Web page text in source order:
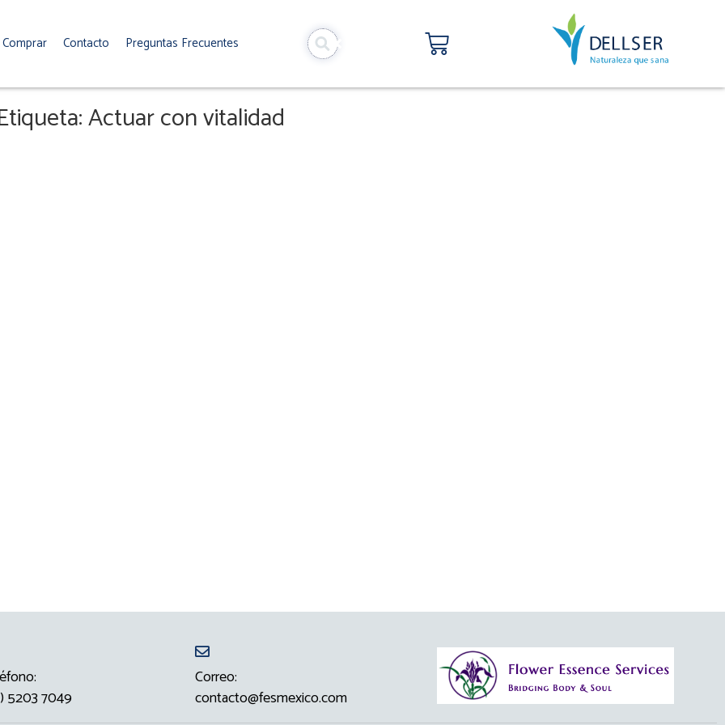
Comprar Contacto Preguntas Frecuentes Carrito
Actuar con vitalidad
5203 7049
Correo:
contacto@fesmexico.com